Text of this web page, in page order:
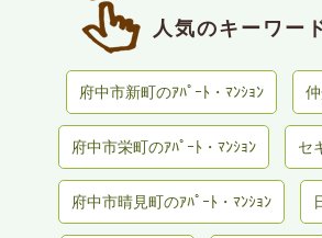
人気のキーワー
府中市新町のｱﾊﾟｰﾄ・ﾏﾝｼｮﾝ
府中市栄町のｱﾊﾟｰﾄ・ﾏﾝｼｮﾝ セ
府中市晴見町のｱﾊﾟｰﾄ・ﾏﾝｼｮﾝ